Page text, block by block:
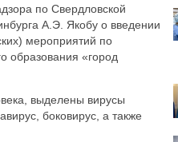
по Свердловской
А.Э. Якобу о введении
мероприятий по
образования «город
выделены вирусы
боковирус, а также